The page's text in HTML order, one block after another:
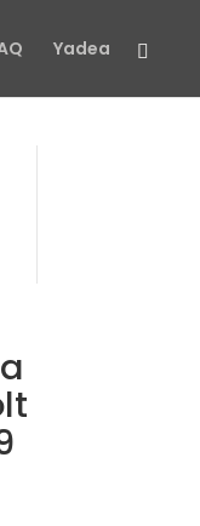
Yadea